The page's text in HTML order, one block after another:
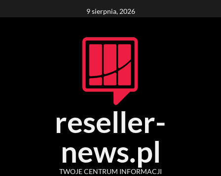
to
9 sierpnia, 2026
reseller-
news.pl
TWOJE CENTRUM INFORMACJI